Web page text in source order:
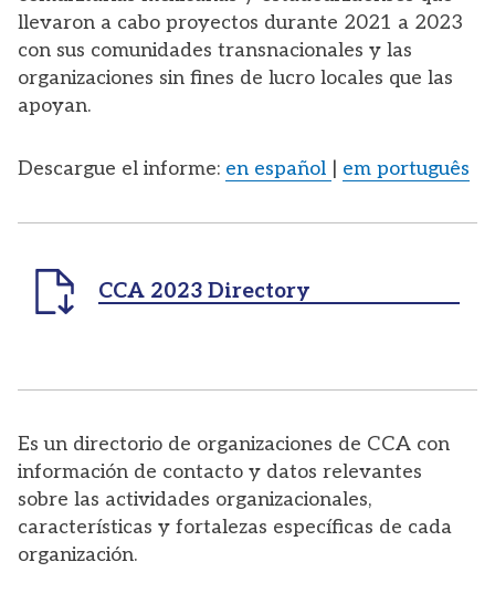
llevaron a cabo proyectos durante 2021 a 2023
con sus comunidades transnacionales y las
organizaciones sin fines de lucro locales que las
apoyan.
Descargue el informe: en español | em português
CCA 2023 Directory
Es un directorio de organizaciones de CCA con
información de contacto y datos relevantes
sobre las actividades organizacionales,
características y fortalezas específicas de cada
organización.